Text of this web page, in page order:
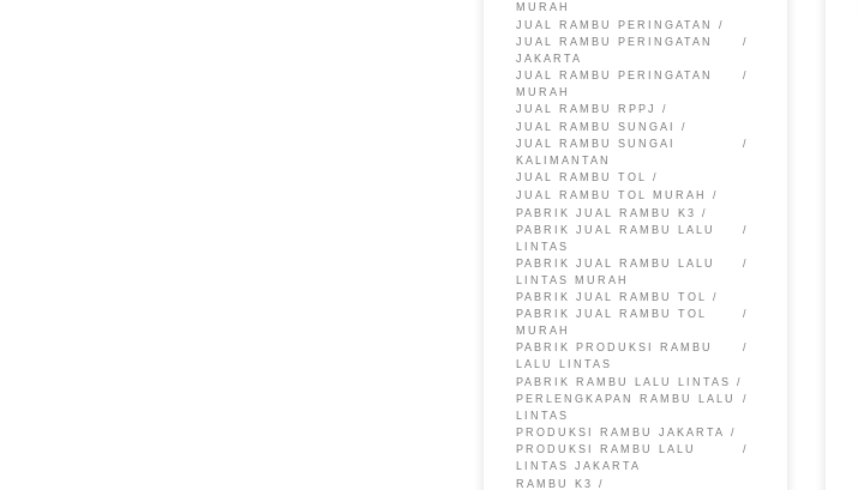
MURAH
JUAL RAMBU PERINGATAN
JUAL RAMBU PERINGATAN
JAKARTA
JUAL RAMBU PERINGATAN
MURAH
JUAL RAMBU RPPJ
JUAL RAMBU SUNGAI
JUAL RAMBU SUNGAI
KALIMANTAN
JUAL RAMBU TOL
JUAL RAMBU TOL MURAH
PABRIK JUAL RAMBU K3
PABRIK JUAL RAMBU LALU
LINTAS
PABRIK JUAL RAMBU LALU
LINTAS MURAH
PABRIK JUAL RAMBU TOL
PABRIK JUAL RAMBU TOL
MURAH
PABRIK PRODUKSI RAMBU
LALU LINTAS
PABRIK RAMBU LALU LINTAS
PERLENGKAPAN RAMBU LALU
LINTAS
PRODUKSI RAMBU JAKARTA
PRODUKSI RAMBU LALU
LINTAS JAKARTA
RAMBU K3